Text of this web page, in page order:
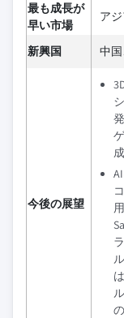
最も成長が
早い市場
ア
新興国 中
今後の展望